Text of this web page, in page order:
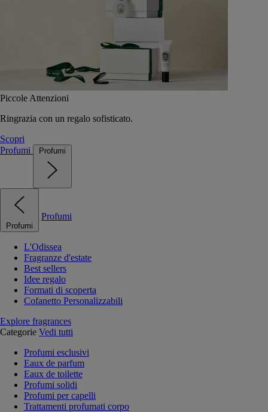
Piccole Attenzioni
Ringrazia con un regalo sofisticato.
Scopri
Profumi
Profumi
Profumi
Profumi
L'Odissea
Fragranze d'estate
Best sellers
Idee regalo
Formati di scoperta
Cofanetto Personalizzabili
Explore fragrances
Categorie Vedi tutti
Profumi esclusivi
Eaux de parfum
Eaux de toilette
Profumi solidi
Profumi per capelli
Trattamenti profumati corpo